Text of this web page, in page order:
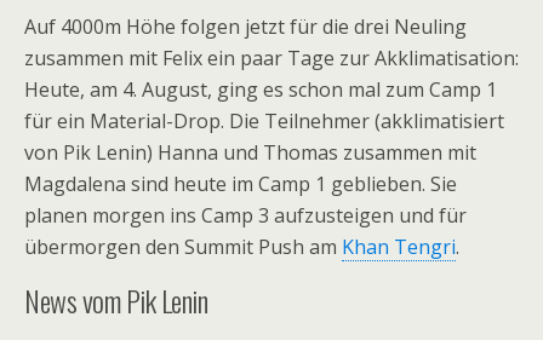
Auf 4000m Höhe folgen jetzt für die drei Neuling
zusammen mit Felix ein paar Tage zur Akklimatisation:
Heute, am 4. August, ging es schon mal zum Camp 1
für ein Material-Drop. Die Teilnehmer (akklimatisiert
von Pik Lenin) Hanna und Thomas zusammen mit
Magdalena sind heute im Camp 1 geblieben. Sie
planen morgen ins Camp 3 aufzusteigen und für
übermorgen den Summit Push am Khan Tengri.
News vom Pik Lenin